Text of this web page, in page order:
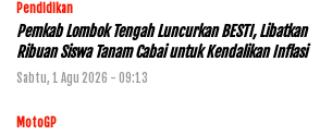
Pendidikan
Pemkab Lombok Tengah Luncurkan BESTI, Libatkan
Ribuan Siswa Tanam Cabai untuk Kendalikan Inflasi
Sabtu, 1 Agu 2026 - 09:13
MotoGP